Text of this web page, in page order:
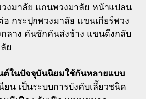
งมาลัย แกนพวงมาลัย หน้าแปลน
กระปุกพวงมาลัย แขนเกียร์พวง
ลาง คันชักคันส่งข้าง แขนดึงกลับ
ย
ต์ในปัจจุบันนิยมใช้กันหลายแบบ
ยน เป็นระบบการบังคับเลี้ยวชนิด